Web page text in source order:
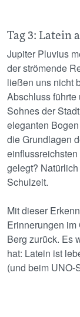
Tag 3: Latein
Jupiter Pluvius
der strömende
ließen uns nicht
Abschluss führte
Sohnes der
eleganten
die Grundlagen
gelegt?
Schulzeit.
Mit dieser
Erinnerungen
Berg zurück. Es
hat: Latein ist
(und beim UNO-